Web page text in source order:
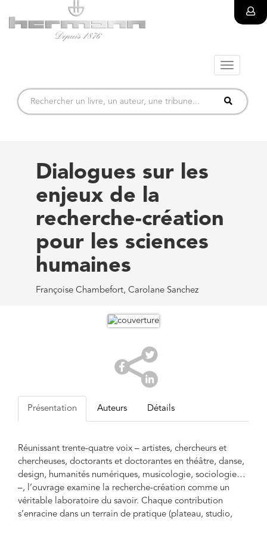
Toggle
Dialogues sur les
enjeux de la
recherche-création
pour les sciences
humaines
Françoise Chambefort, Carolane Sanchez
Présentation Auteurs Détails
Réunissant trente-quatre voix – artistes, chercheurs et
chercheuses, doctorants et doctorantes en théâtre, danse,
design, humanités numériques, musicologie, sociologie…
–, l’ouvrage examine la recherche-création comme un
véritable laboratoire du savoir. Chaque contribution
s’enracine dans un terrain de pratique (plateau, studio,